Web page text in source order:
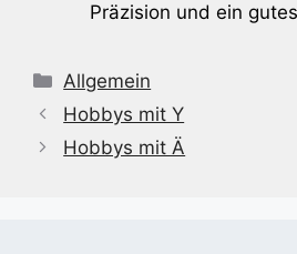
Präzision und ein
Kategorien
Allgemein
Hobbys mit Y
Hobbys mit Ä